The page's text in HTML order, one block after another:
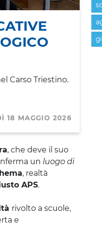
Carso Triestino.
18 MAGGIO 2026
, che deve il suo
un luogo di
, realtà
APS.
rivolto a scuole,
e